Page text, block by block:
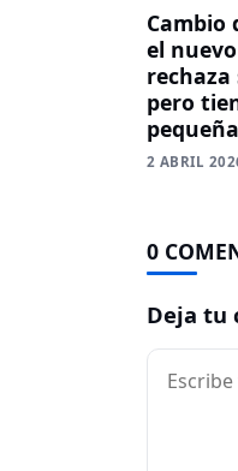
Cambio
el
rechaza
pero
2 ABRIL
0
Deja tu